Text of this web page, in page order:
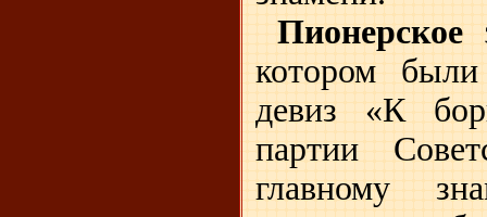
Пионерское
котором были
девиз «К
партии
главному